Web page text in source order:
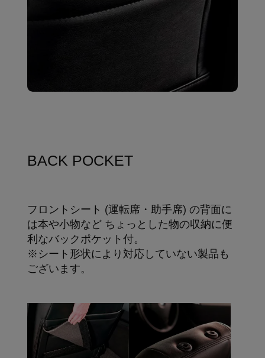
BACK POCKET
フロントシート (運転席・助手席) の背面に
は本や小物など ちょっとした物の収納に便
利なバックポケット付。
※シート形状により対応していない製品も
ございます。